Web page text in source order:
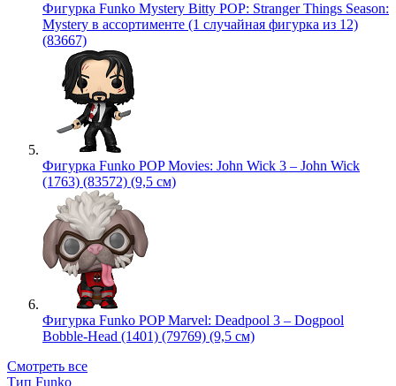
Фигурка Funko Mystery Bitty POP: Stranger Things Season:
Mystery в ассортименте (1 случайная фигурка из 12)
(83667)
Фигурка Funko POP Movies: John Wick 3 – John Wick
(1763) (83572) (9,5 см)
Фигурка Funko POP Marvel: Deadpool 3 – Dogpool
Bobble-Head (1401) (79769) (9,5 см)
Смотреть все
Тип Funko